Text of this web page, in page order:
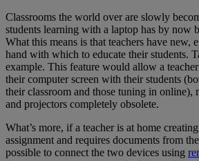
Classrooms the world over are slowly
students learning with a laptop has by now
What this means is that teachers have new,
hand with which to educate their students.
example. This feature would allow a
their computer screen with their students
their classroom and those tuning in online),
and projectors completely obsolete.
What’s more, if a teacher is at home
assignment and requires documents from
possible to connect the two devices using